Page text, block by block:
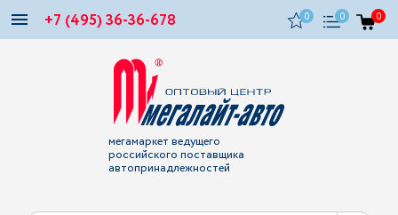
+7 (495) 36-36-678 0 0 0
мегамаркет ведущего
российского поставщика
автопринадлежностей